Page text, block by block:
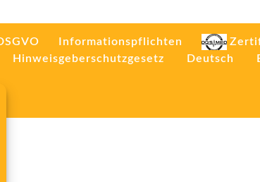
Informationspflichten
Hinweisgeberschutzgesetz Deutsch